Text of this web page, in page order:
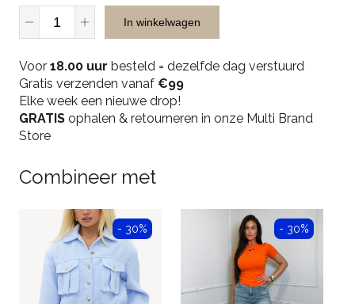
Levana
high
-
Beige
quantity
In winkelwagen
Voor 18.00 uur besteld = dezelfde dag verstuurd
Gratis verzenden vanaf €99
Elke week een nieuwe drop!
GRATIS ophalen & retourneren in onze Multi Brand
Store
Combineer met
- 30% - 30%